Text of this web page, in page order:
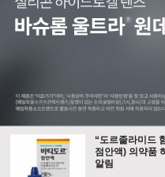
“도르졸라미드
점안액) 의약품
알림